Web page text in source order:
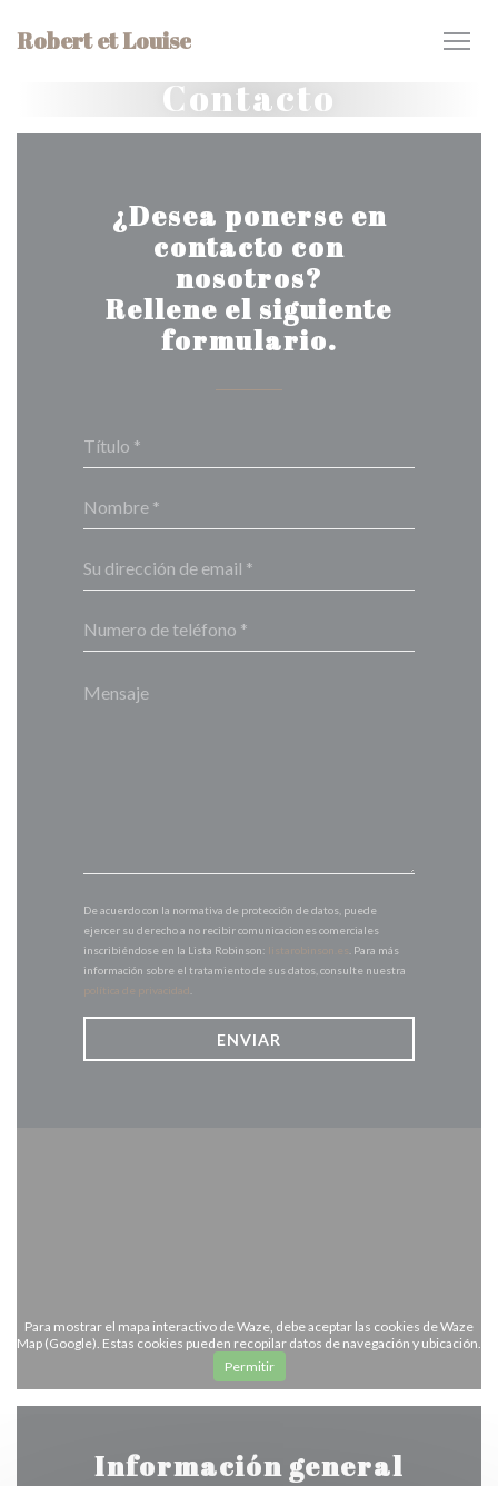
Robert et Louise
Contacto
¿Desea ponerse en
contacto con
nosotros?
Rellene el siguiente
formulario.
De acuerdo con la normativa de protección de datos, puede
ejercer su derecho a no recibir comunicaciones comerciales
inscribiéndose en la Lista Robinson: listarobinson.es
. Para más
información sobre el tratamiento de sus datos, consulte nuestra
política de privacidad
Para mostrar el mapa interactivo de Waze, debe aceptar las cookies de Waze
Map (Google). Estas cookies pueden recopilar datos de navegación y ubicación.
Permitir
Información general